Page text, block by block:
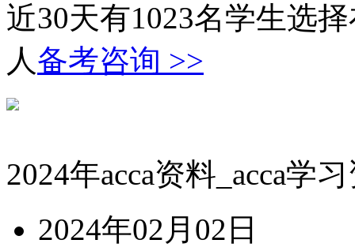
近30天有1023名学生选
人备考咨询 >>
2024年acca资料_acca学
2024年02月02日